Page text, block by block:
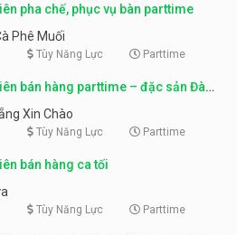
pha chế, phục vụ bàn parttime
Phê Muối
Tùy Năng Lực Parttime
bán hàng parttime – đặc sản Đà
Xin Chào
Tùy Năng Lực Parttime
bán hàng ca tối
Tùy Năng Lực Parttime